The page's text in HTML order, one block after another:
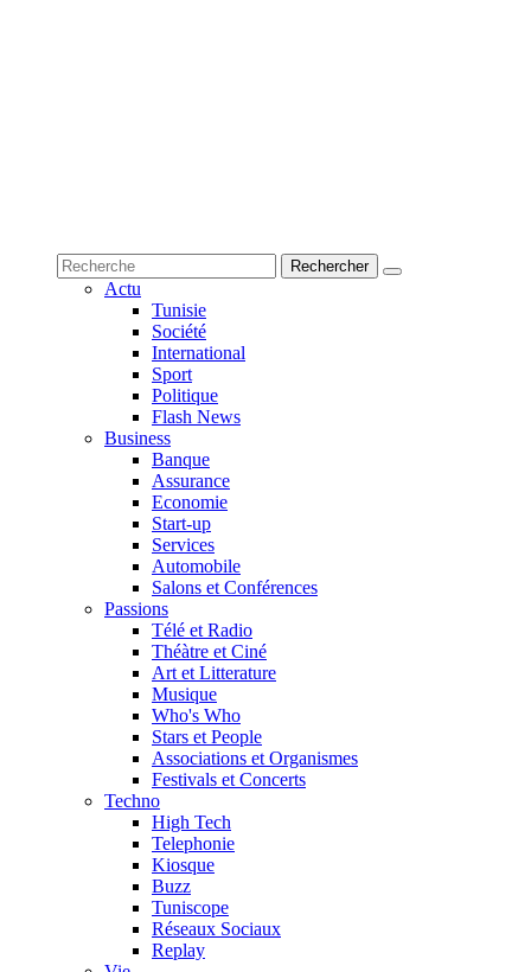
Actu
Tunisie
Société
International
Sport
Politique
Flash News
Business
Banque
Assurance
Economie
Start-up
Services
Automobile
Salons et Conférences
Passions
Télé et Radio
Théàtre et Ciné
Art et Litterature
Musique
Who's Who
Stars et People
Associations et Organismes
Festivals et Concerts
Techno
High Tech
Telephonie
Kiosque
Buzz
Tuniscope
Réseaux Sociaux
Replay